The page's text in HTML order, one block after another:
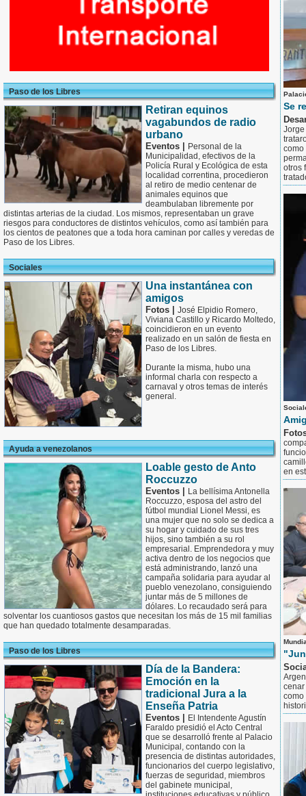
Paso de los Libres
Retiran equinos
vagabundos de radio
urbano
Eventos |
Personal de la
Municipalidad, efectivos de la
Policía Rural y Ecológica de esta
localidad correntina, procedieron
al retiro de medio centenar de
animales equinos que
deambulaban libremente por
distintas arterias de la ciudad. Los mismos, representaban un grave
riesgos para conductores de distintos vehículos, como así también para
los cientos de peatones que a toda hora caminan por calles y veredas de
Paso de los Libres.
Sociales
Una instantánea con
amigos
Fotos | José Elpidio Romero,
Viviana Castillo y Ricardo Moltedo,
coincidieron en un evento
realizado en un salón de fiesta en
Paso de los Libres.
Durante la misma, hubo una
informal charla con respecto a
carnaval y otros temas de interés
general.
Ayuda a venezolanos
Loable gesto de Anto
Roccuzzo
Eventos |
La bellísima Antonella
Roccuzzo, esposa del astro del
fútbol mundial Lionel Messi, es
una mujer que no solo se dedica a
su hogar y cuidado de sus tres
hijos, sino también a su rol
empresarial. Emprendedora y muy
activa dentro de los negocios que
está administrando, lanzó una
campaña solidaria para ayudar al
pueblo venezolano, consiguiendo
juntar más de 5 millones de
dólares. Lo recaudado será para
solventar los cuantiosos gastos que necesitan los más de 15 mil familias
que han quedado totalmente desamparadas.
Paso de los Libres
Día de la Bandera:
Emoción en la
tradicional Jura a la
Enseña Patria
Eventos |
El Intendente Agustín
Faraldo presidió el Acto Central
que se desarrolló frente al Palacio
Municipal, contando con la
presencia de distintas autoridades,
funcionarios del cuerpo legislativo,
fuerzas de seguridad, miembros
del gabinete municipal,
Se
como
otros
en
como